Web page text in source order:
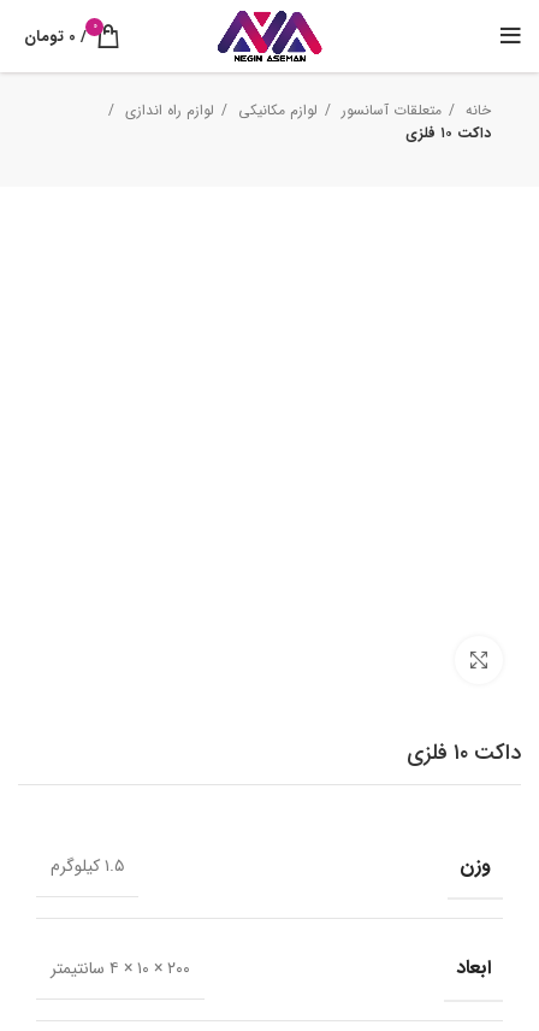
0
/
0 تومان
خانه متعلقات آسانسور لوازم مکانیکی
لوازم راه اندازی
داکت ۱۰ فلزی
داکت ۱۰ فلزی
وزن ۱.۵ کیلوگرم
ابعاد ۲۰۰ × ۱۰ × ۴ سانتیمتر